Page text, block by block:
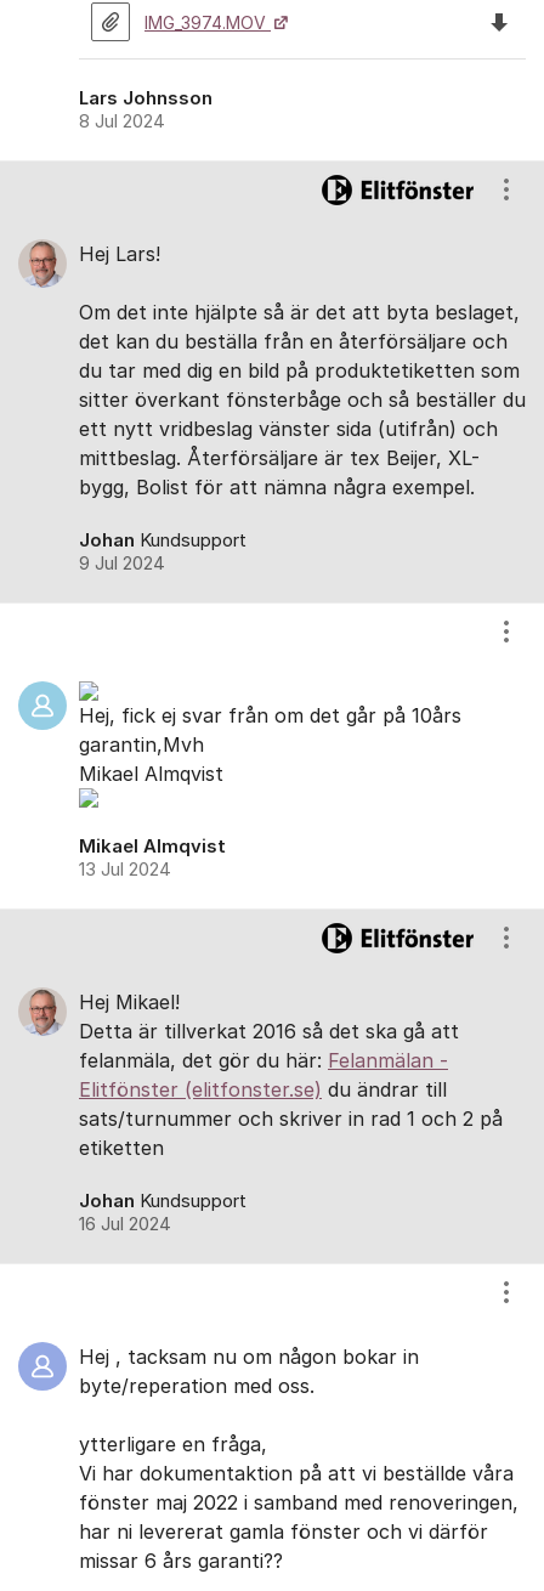
IMG_3974.MOV
Lars Johnsson
8 Jul 2024
Hej Lars!
Om det inte hjälpte så är det att byta beslaget,
det kan du beställa från en återförsäljare och
du tar med dig en bild på produktetiketten som
sitter överkant fönsterbåge och så beställer du
ett nytt vridbeslag vänster sida (utifrån) och
mittbeslag. Återförsäljare är tex Beijer, XL-
bygg, Bolist för att nämna några exempel.
Johan Kundsupport
9 Jul 2024
Hej, fick ej svar från om det går på 10års
garantin,Mvh
Mikael Almqvist
Mikael Almqvist
13 Jul 2024
Hej Mikael!
Detta är tillverkat 2016 så det ska gå att
felanmäla, det gör du här: Felanmälan -
Elitfönster (elitfonster.se) du ändrar till
sats/turnummer och skriver in rad 1 och 2 på
etiketten
Johan Kundsupport
16 Jul 2024
Hej , tacksam nu om någon bokar in
byte/reperation med oss.
ytterligare en fråga,
Vi har dokumentaktion på att vi beställde våra
fönster maj 2022 i samband med renoveringen,
har ni levererat gamla fönster och vi därför
missar 6 års garanti??